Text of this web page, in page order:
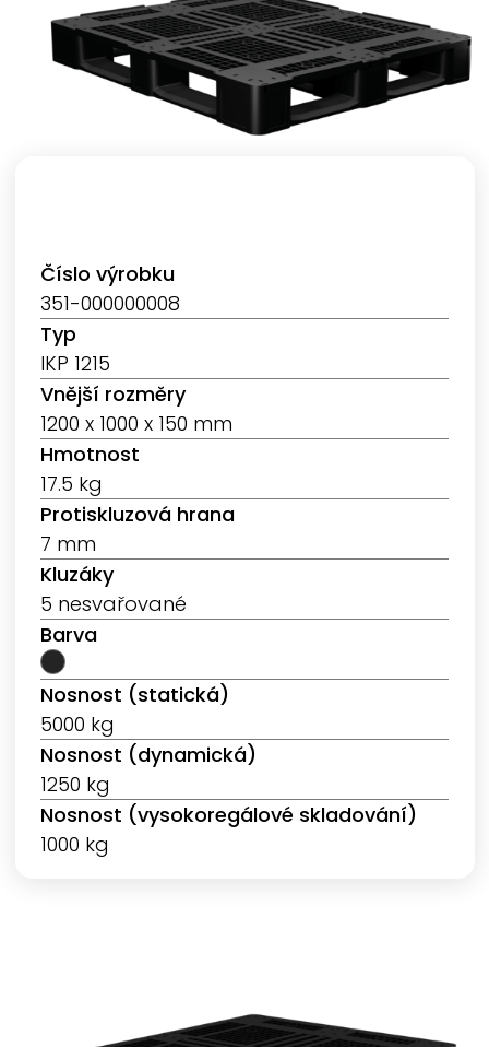
Číslo výrobku
351-000000008
Typ
IKP 1215
Vnější rozměry
1200 x 1000 x 150 mm
Hmotnost
17.5 kg
Protiskluzová hrana
7 mm
Kluzáky
5 nesvařované
Barva
Nosnost (statická)
5000 kg
Nosnost (dynamická)
1250 kg
Nosnost (vysokoregálové skladování)
1000 kg